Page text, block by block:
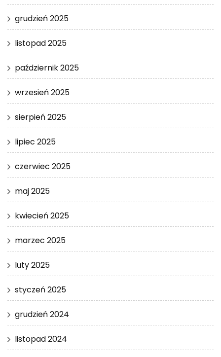
grudzień 2025
listopad 2025
październik 2025
wrzesień 2025
sierpień 2025
lipiec 2025
czerwiec 2025
maj 2025
kwiecień 2025
marzec 2025
luty 2025
styczeń 2025
grudzień 2024
listopad 2024